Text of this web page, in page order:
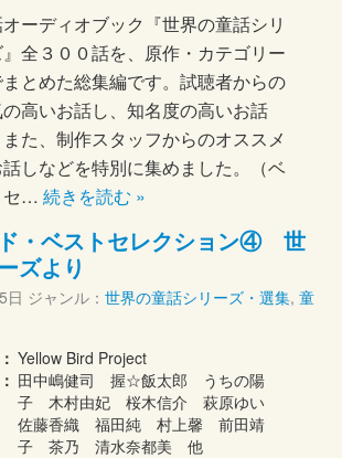
ーディオブック『世界の童話シリ
全３００話を、原作・カテゴリー
まとめた総集編です。試聴者からの
の高いお話し、知名度の高いお話
また、制作スタッフからのオススメ
しなどを特別に集めました。（ベ
セ… 続きを読む »
・ベストセレクション④ 世
ズより
日 ジャンル： 世界の童話シリーズ・選集, 童
Yellow Bird Project
田中嶋健司 握☆飯太郎 うちの陽
子 木村由妃 桜木信介 萩原ゆい
佐藤香織 福田純 村上馨 前田靖
子 茶乃 清水奈都美 他